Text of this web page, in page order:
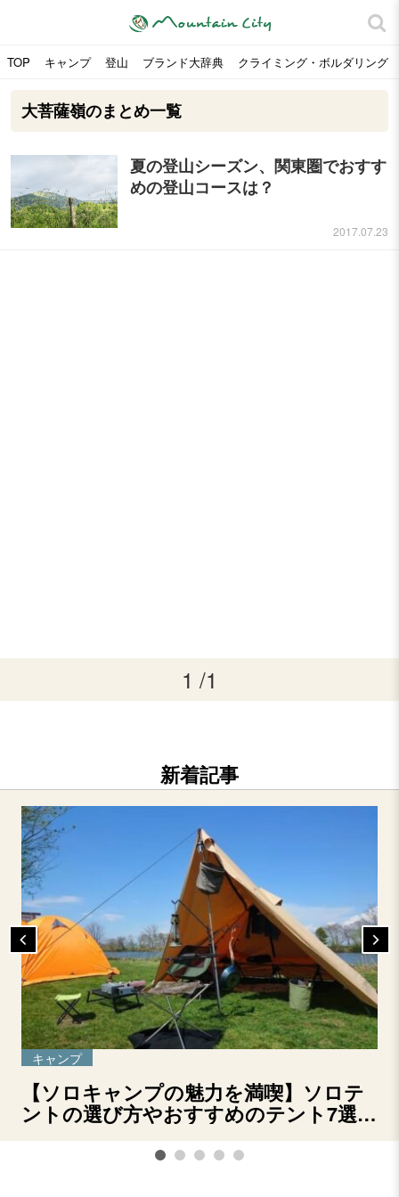
TOP キャンプ 登山 ブランド大辞典 クライミング・ボルダリング
大菩薩嶺のまとめ一覧
夏の登山シーズン、関東圏でおすす
めの登山コースは？
2017.07.23
1 /1
新着記事
キャンプ
【ソロキャンプの魅力を満喫】ソロテ
ントの選び方やおすすめのテント7選を